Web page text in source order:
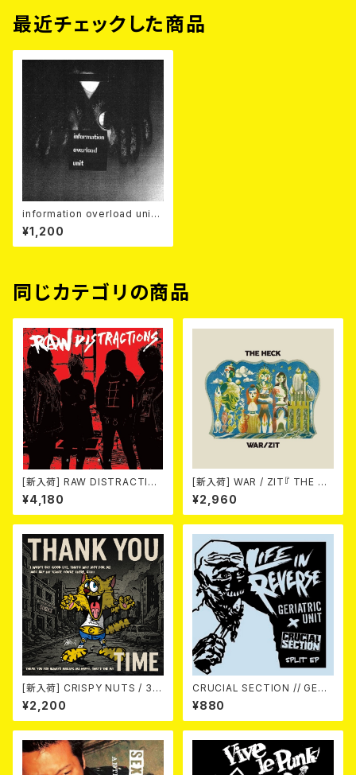
最近チェックした商品
information overload unit
¥1,200
同じカテゴリの商品
[新入荷] RAW DISTRACTIO
NS / 奇しく燃える (LP)
¥4,180
[新入荷] WAR / ZIT『 THE HE
CK( 12") 』
¥2,960
[新入荷] CRISPY NUTS / 30t
h Anniversary Vol.1 (7"EP)
¥2,200
CRUCIAL SECTION // GERI
ATRIC UNIT / Life In Rever
¥880